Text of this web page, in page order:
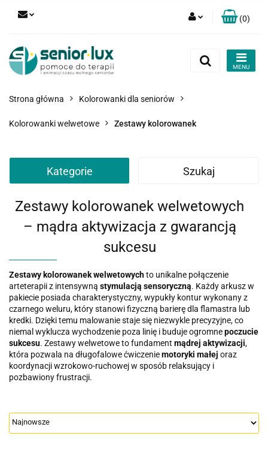
Zarejestruj się
Zgody cookies
(0)
Strona główna Kolorowanki dla seniorów
Kolorowanki welwetowe Zestawy kolorowanek
Kategorie Szukaj
Zestawy kolorowanek welwetowych
– mądra aktywizacja z gwarancją
sukcesu
Zestawy kolorowanek welwetowychto unikalne połączenie
arteterapii z intensywną stymulacją sensoryczną. Każdy arkusz w
pakiecie posiada charakterystyczny, wypukły kontur wykonany z
czarnego weluru, który stanowi fizyczną barierę dla flamastra lub
kredki. Dzięki temu malowanie staje się niezwykle precyzyjne, co
niemal wyklucza wychodzenie poza linię i buduje ogromnepoczucie
sukcesu. Zestawy welwetowe to fundament mądrej aktywizacji,
która pozwala na długofalowe ćwiczeniemotoryki małej oraz
koordynacji wzrokowo-ruchowej w sposób relaksujący i
pozbawiony frustracji.